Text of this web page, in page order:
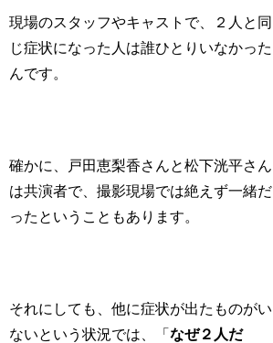
現場のスタッフやキャストで、２人と同
じ症状になった人は誰ひとりいなかった
んです。
確かに、戸田恵梨香さんと松下洸平さん
は共演者で、撮影現場では絶えず一緒だ
ったということもあります。
それにしても、他に症状が出たものがい
ないという状況では、「なぜ２人だ